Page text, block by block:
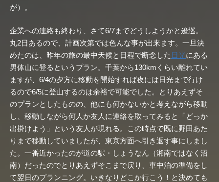
が）。
企業への連絡も終わり、さて6/7までどうしようかと逡巡。
丸2日あるので、計画次第では色んな事が出来ます。一旦決
めたのは、昨年の旅の最中天候と日程で断念した 日光にある
男体山に登るというプラン。千葉から130kmくらい離れてい
ますが、6/4の夕方に移動を開始すれば夜には日光まで行け
るので6/5に登山するのは余裕で可能でした。とりあえずそ
のプランとしたものの、他にも何かないかと考えながら移動
し、移動しながら何人か友人に連絡を取ってみると「どっか
出掛けよう」という友人が現れる。この時点で既に野田あた
りまで移動していましたが、東京方面へ引き返す事にしまし
た。一番近かったのが道の駅・しょうなん（湘南ではなく沼
南）だったのでとりあえずそこまで戻り、車中泊の準備をし
て翌日のプランニング。いきなりどこか行こう！と決めても